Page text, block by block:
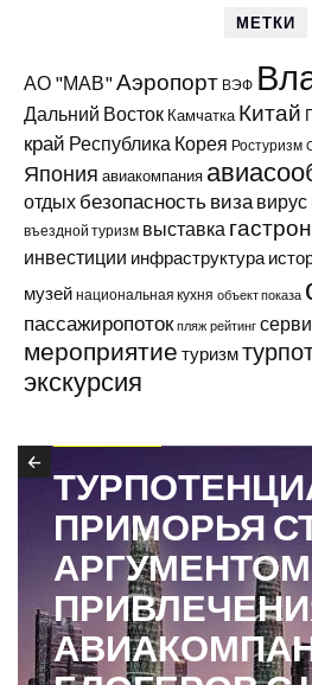
МЕТКИ
АО "МАВ"Аэропорт ВЭФ
Дальний Восток Камчатка Китай
край Республика Корея Ростуризм
Япония авиакомпания
отдых безопасность виза вирус
въездной туризм выставка
инвестиции инфраструктура
музей национальная кухня объект показа
пассажиропоток пляж рейтинг
мероприятие туризм
экскурсия
ПРИМОРЬЯ